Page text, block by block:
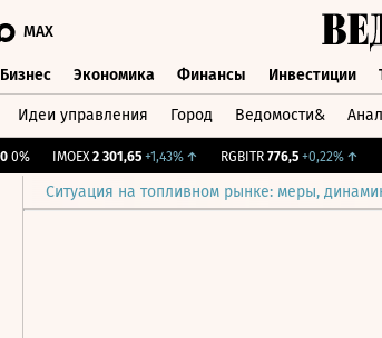
MAX
Бизнес Экономика Финансы Инвестиции
Идеи управления Город Ведомости&
0% IMOEX 2 301,65 +1,43%↑ RGBITR 776,5 +0,22%↑
Ситуация на топливном рынке: меры,